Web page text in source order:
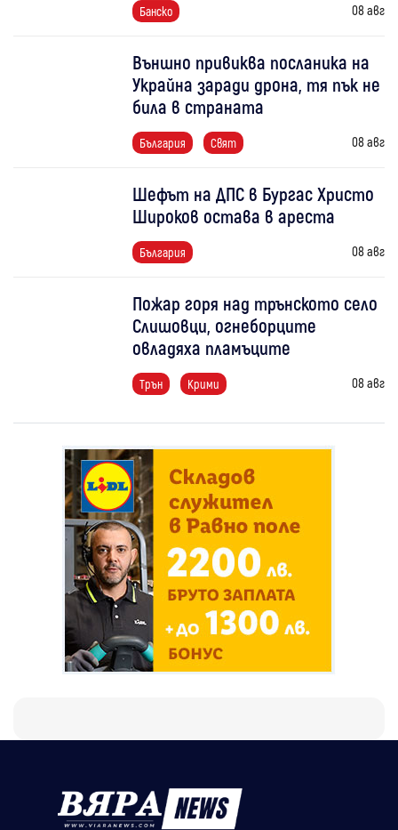
Банско 08 авг
Външно привиква посланика на
Украйна заради дрона, тя пък не
била в страната
България Свят 08 авг
Шефът на ДПС в Бургас Христо
Широков остава в ареста
България 08 авг
Пожар горя над трънското село
Слишовци, огнеборците
овладяха пламъците
Трън Крими 08 авг